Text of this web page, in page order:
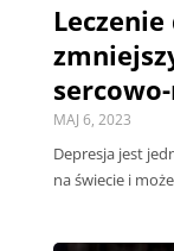
MAJ 6, 2023
Depresja jest
na świecie i